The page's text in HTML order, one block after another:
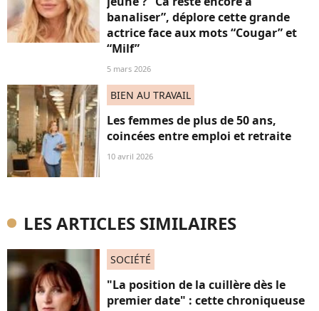
banaliser”, déplore cette grande
actrice face aux mots “Cougar” et
“Milf”
5 mars 2026
BIEN AU TRAVAIL
Les femmes de plus de 50 ans,
coincées entre emploi et retraite
10 avril 2026
LES ARTICLES SIMILAIRES
SOCIÉTÉ
"La position de la cuillère dès le
premier date" : cette chroniqueuse